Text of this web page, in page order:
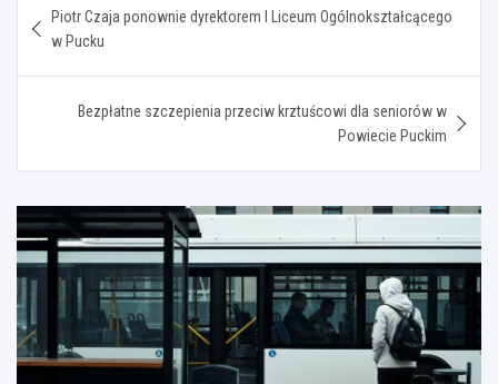
wpisu
Piotr Czaja ponownie dyrektorem I Liceum Ogólnokształcącego
w Pucku
Bezpłatne szczepienia przeciw krztuścowi dla seniorów w
Powiecie Puckim